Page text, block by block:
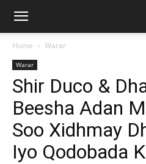
Home Warar
Warar
Shir Duco &
Beesha Adan
Soo Xidhmay
Iyo Qodobada